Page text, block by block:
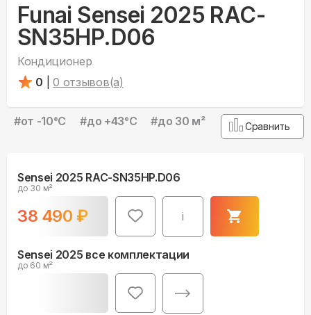
Funai Sensei 2025 RAC-
SN35HP.D06
Кондиционер
0
0 отзывов(а)
#от -10°С #до +43°С #до 30 м² Сравнить
Sensei 2025 RAC-SN35HP.D06
до 30 м²
38 490 ₽ i
Sensei 2025 все комплектации
до 60 м²